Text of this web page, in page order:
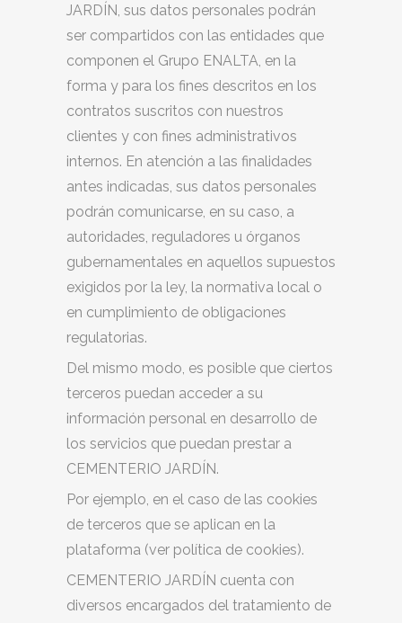
JARDÍN, sus datos personales podrán
ser compartidos con las entidades que
componen el Grupo ENALTA, en la
forma y para los fines descritos en los
contratos suscritos con nuestros
clientes y con fines administrativos
internos. En atención a las finalidades
antes indicadas, sus datos personales
podrán comunicarse, en su caso, a
autoridades, reguladores u órganos
gubernamentales en aquellos supuestos
exigidos por la ley, la normativa local o
en cumplimiento de obligaciones
regulatorias.
Del mismo modo, es posible que ciertos
terceros puedan acceder a su
información personal en desarrollo de
los servicios que puedan prestar a
CEMENTERIO JARDÍN.
Por ejemplo, en el caso de las cookies
de terceros que se aplican en la
plataforma (ver política de cookies).
CEMENTERIO JARDÍN cuenta con
diversos encargados del tratamiento de